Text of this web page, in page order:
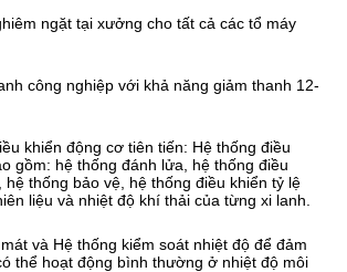
ngặt tại xưởng cho tất cả các tổ máy
công nghiệp với khả năng giảm thanh 12-
khiển động cơ tiên tiến: Hệ thống điều
gồm: hệ thống đánh lửa, hệ thống điều
hệ thống bảo vệ, hệ thống điều khiển tỷ lệ
liệu và nhiệt độ khí thải của từng xi lanh.
và Hệ thống kiểm soát nhiệt độ để đảm
thể hoạt động bình thường ở nhiệt độ môi